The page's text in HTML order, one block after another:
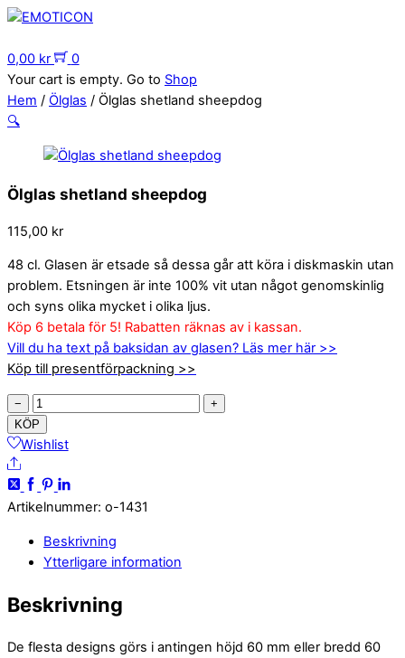
Skip
content
Menu
0,00 kr
0
Your cart is empty. Go to Shop
Hem / Ölglas / Ölglas shetland sheepdog
🔍
Ölglas shetland sheepdog
115,00 kr
48 cl. Glasen är etsade så dessa går att köra i diskmaskin utan
problem. Etsningen är inte 100% vit utan något genomskinlig
och syns olika mycket i olika ljus.
Köp 6 betala för 5! Rabatten räknas av i kassan.
Vill du ha text på baksidan av glasen? Läs mer här >>
Köp till presentförpackning >>
−
Ölglas
shetland
sheepdog
+
KÖP
Wishlist
Share
Artikelnummer: o-1431
Beskrivning
Ytterligare information
Beskrivning
De flesta designs görs i antingen höjd 60 mm eller bredd 60